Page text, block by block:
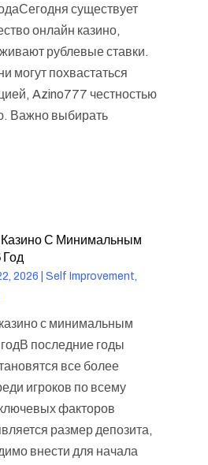
существует
онлайн казино,
рублевые ставки.
могут похвастаться
Azino777 честностью
Важно выбирать
С Минимальным
2026
Self Improvement,
с минимальным
последние годы
все более
игроков по всему
факторов
размер депозита,
внести для начала